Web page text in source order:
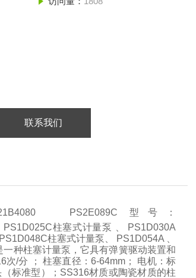
联系我们
PS2E089C 型号：
柱塞式计量泵 、 PS1D030A
柱塞式计量泵、 PS1D054A 、
种柱塞计量泵，它具有弹簧驱动装置和
/分 ； 柱塞直径：6-64mm； 电机：标
标准型）；SS316材质或陶瓷材质的柱